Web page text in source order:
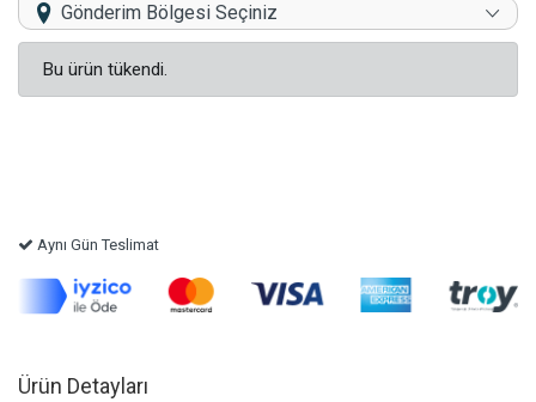
Gönderim Bölgesi Seçiniz
Bu ürün tükendi.
Aynı Gün Teslimat
Ürün Detayları